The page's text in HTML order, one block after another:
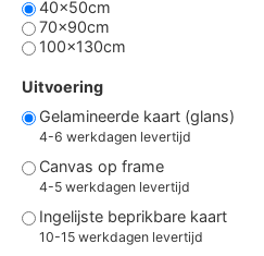
40x50cm
70x90cm
100x130cm
Uitvoering
Gelamineerde kaart (glans)
4-6 werkdagen levertijd
Canvas op frame
4-5 werkdagen levertijd
Ingelijste beprikbare kaart
10-15 werkdagen levertijd